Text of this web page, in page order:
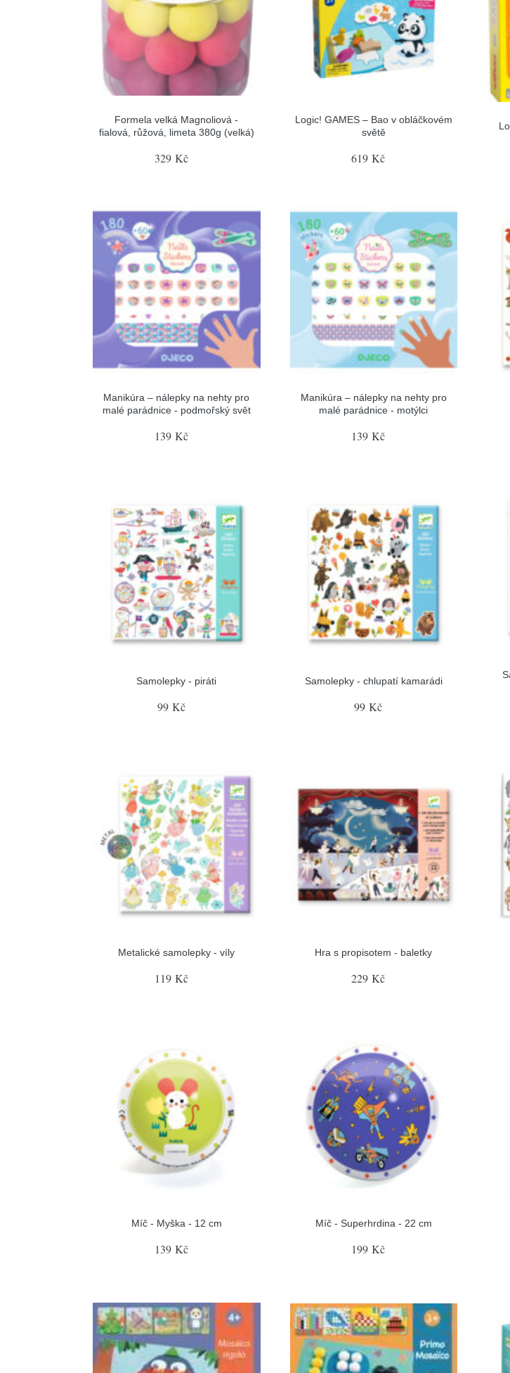
Formela velká Magnoliová -
fialová, růžová, limeta 380g (velká)
329 Kč
Logic! GAMES – Bao v obláčkovém
světě
619 Kč
Manikúra – nálepky na nehty pro
malé parádnice - podmořský svět
139 Kč
Manikúra – nálepky na nehty pro
malé parádnice - motýlci
139 Kč
Samolepky - piráti
99 Kč
Samolepky - chlupatí kamarádi
99 Kč
Metalické samolepky - víly
119 Kč
Hra s propisotem - baletky
229 Kč
Míč - Myška - 12 cm
139 Kč
Míč - Superhrdina - 22 cm
199 Kč